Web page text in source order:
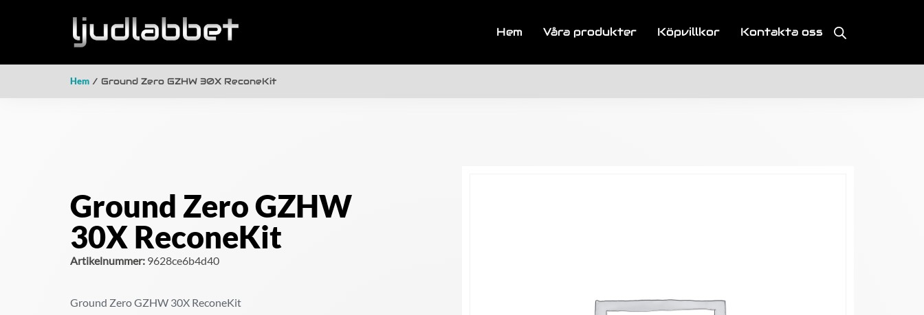
Hem Våra produkter Köpvillkor Kontakta oss
Hem / Ground Zero GZHW 30X ReconeKit
Ground Zero GZHW
30X ReconeKit
Artikelnummer: 9628ce6b4d40
Ground Zero GZHW 30X ReconeKit